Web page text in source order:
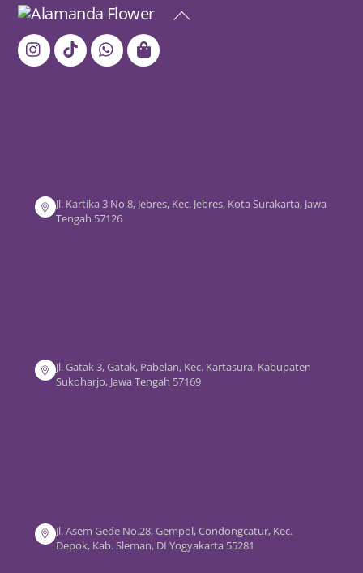
Back
Jl. Kartika 3 No.8, Jebres, Kec. Jebres, Kota Surakarta, Jawa
Tengah 57126
Jl. Gatak 3, Gatak, Pabelan, Kec. Kartasura, Kabupaten
Sukoharjo, Jawa Tengah 57169
Jl. Asem Gede No.28, Gempol, Condongcatur, Kec.
Depok, Kab. Sleman, DI Yogyakarta 55281